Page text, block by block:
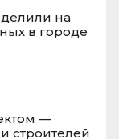
на
в городе
—
строителей